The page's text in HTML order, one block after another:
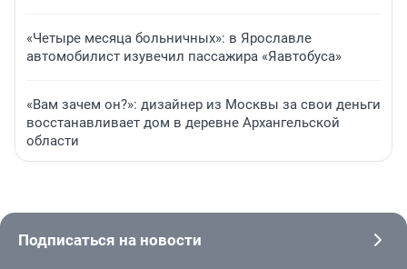
«Четыре месяца больничных»: в Ярославле
автомобилист изувечил пассажира «Яавтобуса»
«Вам зачем он?»: дизайнер из Москвы за свои деньги
восстанавливает дом в деревне Архангельской
области
Подписаться на новости